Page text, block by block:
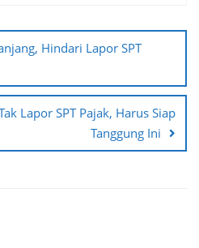
Hindari Lapor SPT
Lapor SPT Pajak, Harus Siap
Tanggung Ini